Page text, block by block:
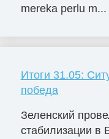
mereka perlu m...
Итоги 31.05:
победа
Зеленский
стабилизации в